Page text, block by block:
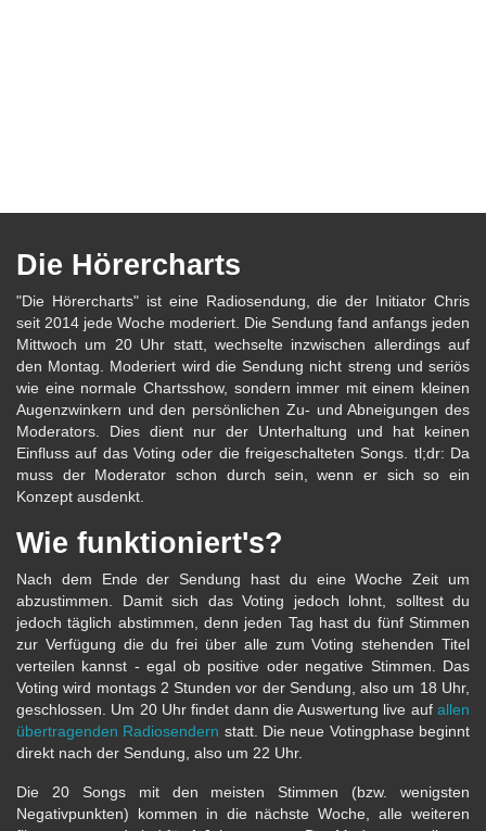
Die Hörercharts
"Die Hörercharts" ist eine Radiosendung, die der Initiator Chris
seit 2014 jede Woche moderiert. Die Sendung fand anfangs jeden
Mittwoch um 20 Uhr statt, wechselte inzwischen allerdings auf
den Montag. Moderiert wird die Sendung nicht streng und seriös
wie eine normale Chartsshow, sondern immer mit einem kleinen
Augenzwinkern und den persönlichen Zu- und Abneigungen des
Moderators. Dies dient nur der Unterhaltung und hat keinen
Einfluss auf das Voting oder die freigeschalteten Songs. tl;dr: Da
muss der Moderator schon durch sein, wenn er sich so ein
Konzept ausdenkt.
Wie funktioniert's?
Nach dem Ende der Sendung hast du eine Woche Zeit um
abzustimmen. Damit sich das Voting jedoch lohnt, solltest du
jedoch täglich abstimmen, denn jeden Tag hast du fünf Stimmen
zur Verfügung die du frei über alle zum Voting stehenden Titel
verteilen kannst - egal ob positive oder negative Stimmen. Das
Voting wird montags 2 Stunden vor der Sendung, also um 18 Uhr,
geschlossen. Um 20 Uhr findet dann die Auswertung live auf allen
übertragenden Radiosendern statt. Die neue Votingphase beginnt
direkt nach der Sendung, also um 22 Uhr.
Die 20 Songs mit den meisten Stimmen (bzw. wenigsten
Negativpunkten) kommen in die nächste Woche, alle weiteren